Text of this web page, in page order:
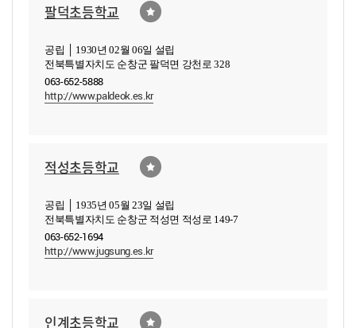
팔덕초등학교
공립 │ 1930년 02월 06일 설립
전북특별자치도 순창군 팔덕면 강천로 328
063-652-5888
http://www.paldeok.es.kr
적성초등학교
공립 │ 1935년 05월 23일 설립
전북특별자치도 순창군 적성면 적성로 149-7
063-652-1694
http://www.jugsung.es.kr
인계초등학교